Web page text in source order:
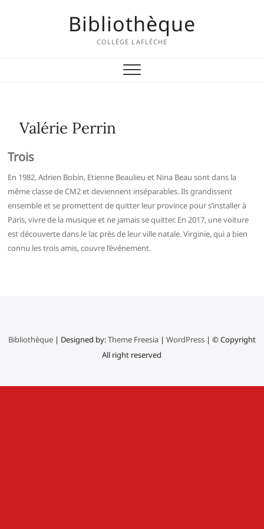
Bibliothèque
COLLÈGE LAFLÈCHE
Valérie Perrin
Trois
En 1982, Adrien Bobin, Etienne Beaulieu et Nina Beau sont dans la
même classe de CM2 et deviennent inséparables. Ils grandissent
ensemble et se promettent de quitter leur province pour s’installer à
Paris, vivre de la musique et ne jamais se quitter. En 2017, une voiture
est découverte dans le lac près de leur ville natale. Virginie, qui a bien
connu les trois amis, couvre l’événement.
Bibliothèque| Designed by:Theme Freesia| WordPress| © Copyright
All right reserved